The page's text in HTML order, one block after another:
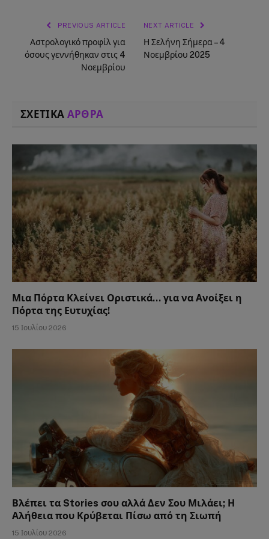
PREVIOUS ARTICLE
Αστρολογικό προφίλ για
όσους γεννήθηκαν στις 4
Νοεμβρίου
NEXT ARTICLE
Η Σελήνη Σήμερα – 4
Νοεμβρίου 2025
ΣΧΕΤΙΚΑ ΑΡΘΡΑ
Μια Πόρτα Κλείνει Οριστικά… για να Ανοίξει η
Πόρτα της Ευτυχίας!
15 Ιουλίου 2026
Βλέπει τα Stories σου αλλά Δεν Σου Μιλάει; Η
Αλήθεια που Κρύβεται Πίσω από τη Σιωπή
15 Ιουλίου 2026